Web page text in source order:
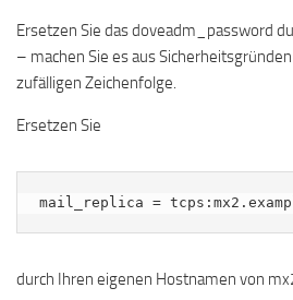
Ersetzen Sie das doveadm_password
– machen Sie es aus
zufälligen Zeichenfolge.
Ersetzen Sie
mail_replica =
durch Ihren eigenen Hostnamen von